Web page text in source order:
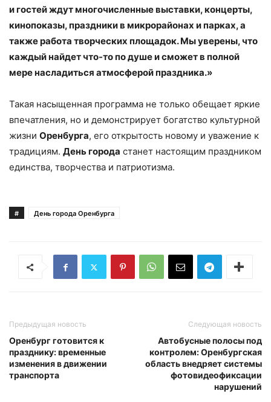
и гостей ждут многочисленные выставки, концерты,
кинопоказы, праздники в микрорайонах и парках, а
также работа творческих площадок. Мы уверены, что
каждый найдет что-то по душе и сможет в полной
мере насладиться атмосферой праздника.»
Такая насыщенная программа не только обещает яркие
впечатления, но и демонстрирует богатство культурной
жизни Оренбурга, его открытость новому и уважение к
традициям. День города станет настоящим праздником
единства, творчества и патриотизма.
# День города Оренбурга
Предыдущая новость
Оренбург готовится к
празднику: временные
изменения в движении
транспорта
Следующая новость
Автобусные полосы под
контролем: Оренбургская
область внедряет системы
фотовидеофиксации
нарушений